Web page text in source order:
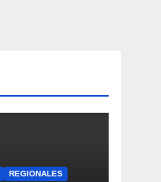
REGIONALES